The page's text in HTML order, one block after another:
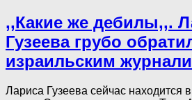
,,Какие же дебилы,,.
Гузеева грубо
израильским
Лариса Гузеева сейчас находится